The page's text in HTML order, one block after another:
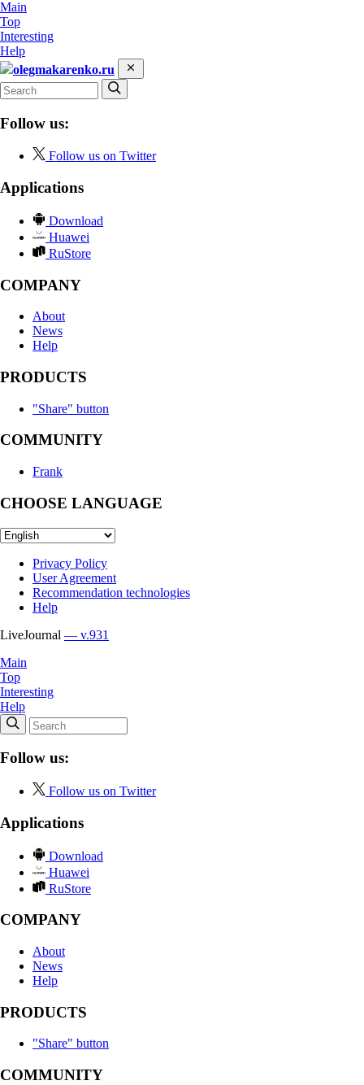
Main
Top
Interesting
Help
olegmakarenko.ru
Follow us:
Follow us on Twitter
Applications
Download
Huawei
RuStore
COMPANY
About
News
Help
PRODUCTS
"Share" button
COMMUNITY
Frank
CHOOSE LANGUAGE
Privacy Policy
User Agreement
Recommendation technologies
Help
LiveJournal — v.931
Main
Top
Interesting
Help
Follow us:
Follow us on Twitter
Applications
Download
Huawei
RuStore
COMPANY
About
News
Help
PRODUCTS
"Share" button
COMMUNITY